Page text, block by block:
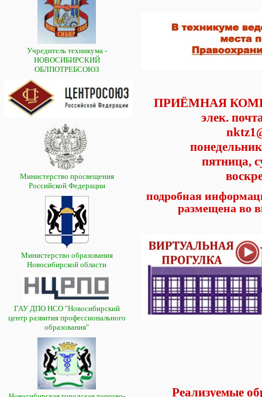
Учредитель техникума -
НОВОСИБИРСКИЙ
ОБЛПОТРЕБСОЮЗ
Министерство просвещения
Российской Федерации
Министерство образования
Новосибирской области
ГАУ ДПО НСО "Новосибирский
центр развития профессионального
образования"
ПРИЁМНАЯ
элек.
пятница,
подробная
размещена
Реализуемые